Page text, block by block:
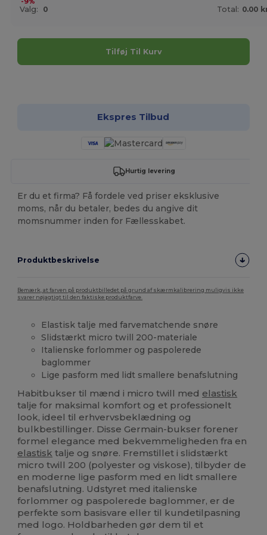
Valg: 0 Total: 0.00
Tilføj Til Kurv
Ekspres Tilbud
Hurtig levering
Er du et firma? Få fordele ved priser eksklusive
moms, når du betaler, bedes du angive dit
momsnummer inden for Fællesskabet.
Produktbeskrivelse
Bemærk, at farven på produktbilledet på grund af skærmkalibrering muligvis ikke
svarer nøjagtigt til den faktiske produktfarve.
Elastisk talje med farvematchende snøre
Slidstærkt micro twill 200-materiale
Italienske forlommer og paspolerede
baglommer
Lige pasform med lidt smallere benafslutning
Habitbukser til mænd i micro twill med elastisk
talje for maksimal komfort og et professionelt
look, ideel til erhvervsbeklædning og
bulkbestillinger. Disse Germain-bukser forener
formel elegance med bekvemmeligheden fra en
elastisk talje og snøre. Fremstillet i slidstærkt
micro twill 200 (polyester og viskose), tilbyder de
en moderne lige pasform med en lidt smallere
benafslutning. Udstyret med italienske
forlommer og paspolerede baglommer, er de
perfekte som basisvare eller til kundetilpasning
med logo. Holdbarheden gør dem til et